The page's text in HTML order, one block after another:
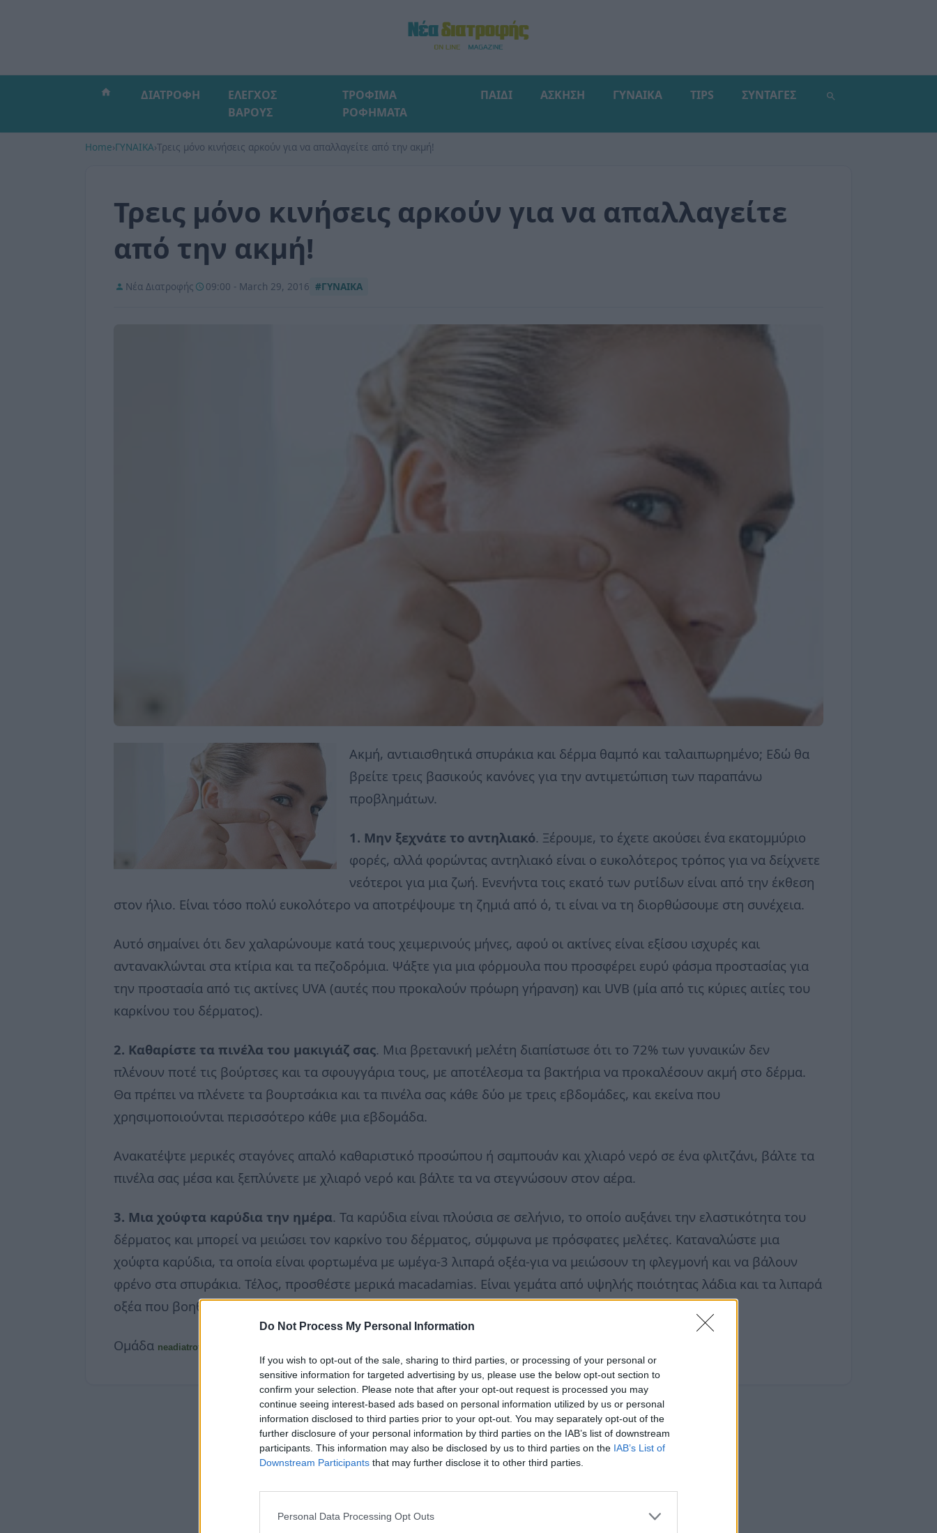
Do Not Process My Personal Information
If you wish to opt-out of the sale, sharing to third parties, or processing of your personal or
sensitive information for targeted advertising by us, please use the below opt-out section to
confirm your selection. Please note that after your opt-out request is processed you may
continue seeing interest-based ads based on personal information utilized by us or personal
information disclosed to third parties prior to your opt-out. You may separately opt-out of the
further disclosure of your personal information by third parties on the IAB’s list of downstream
participants. This information may also be disclosed by us to third parties on the IAB’s List of
Downstream Participants that may further disclose it to other third parties.
Personal Data Processing Opt Outs
ΔΙΑΤΡΟΦΗ
ΕΛΕΓΧΟΣ
ΒΑΡΟΥΣ
ΤΡΟΦΙΜΑ
ΡΟΦΗΜΑΤΑ
ΠΑΙΔΙ ΑΣΚΗΣΗ ΓΥΝΑΙΚΑ TIPS ΣΥΝΤΑΓΕΣ
Home›ΓΥΝΑΙΚΑ›Τρεις μόνο κινήσεις αρκούν για να απαλλαγείτε από την ακμή!
Τρεις μόνο κινήσεις αρκούν για να απαλλαγείτε
από την ακμή!
Νέα Διατροφής 09:00 - March 29, 2016 #ΓΥΝΑΙΚΑ
Ακμή, αντιαισθητικά σπυράκια και δέρμα θαμπό και ταλαιπωρημένο; Εδώ θα
βρείτε τρεις βασικούς κανόνες για την αντιμετώπιση των παραπάνω
προβλημάτων.
1. Μην ξεχνάτε το αντηλιακό. Ξέρουμε, το έχετε ακούσει ένα εκατομμύριο
φορές, αλλά φορώντας αντηλιακό είναι ο ευκολότερος τρόπος για να δείχνετε
νεότεροι για μια ζωή. Ενενήντα τοις εκατό των ρυτίδων είναι από την έκθεση
στον ήλιο. Είναι τόσο πολύ ευκολότερο να αποτρέψουμε τη ζημιά από ό, τι είναι να τη διορθώσουμε στη συνέχεια.
Αυτό σημαίνει ότι δεν χαλαρώνουμε κατά τους χειμερινούς μήνες, αφού οι ακτίνες είναι εξίσου ισχυρές και
αντανακλώνται στα κτίρια και τα πεζοδρόμια. Ψάξτε για μια φόρμουλα που προσφέρει ευρύ φάσμα προστασίας για
την προστασία από τις ακτίνες UVA (αυτές που προκαλούν πρόωρη γήρανση) και UVB (μία από τις κύριες αιτίες του
καρκίνου του δέρματος).
2. Καθαρίστε τα πινέλα του μακιγιάζ σας. Μια βρετανική μελέτη διαπίστωσε ότι το 72% των γυναικών δεν
πλένουν ποτέ τις βούρτσες και τα σφουγγάρια τους, με αποτέλεσμα τα βακτήρια να προκαλέσουν ακμή στο δέρμα.
Θα πρέπει να πλένετε τα βουρτσάκια και τα πινέλα σας κάθε δύο με τρεις εβδομάδες, και εκείνα που
χρησιμοποιούνται περισσότερο κάθε μια εβδομάδα.
Ανακατέψτε μερικές σταγόνες απαλό καθαριστικό προσώπου ή σαμπουάν και χλιαρό νερό σε ένα φλιτζάνι, βάλτε τα
πινέλα σας μέσα και ξεπλύνετε με χλιαρό νερό και βάλτε τα να στεγνώσουν στον αέρα.
3. Μια χούφτα καρύδια την ημέρα. Τα καρύδια είναι πλούσια σε σελήνιο, το οποίο αυξάνει την ελαστικότητα του
δέρματος και μπορεί να μειώσει τον καρκίνο του δέρματος, σύμφωνα με πρόσφατες μελέτες. Καταναλώστε μια
χούφτα καρύδια, τα οποία είναι φορτωμένα με ωμέγα-3 λιπαρά οξέα-για να μειώσουν τη φλεγμονή και να βάλουν
φρένο στα σπυράκια. Τέλος, προσθέστε μερικά macadamias. Είναι γεμάτα από υψηλής ποιότητας λάδια και τα λιπαρά
οξέα που βοηθούν στην επισκευή του δέρματος και στην αναζωογόνηση.
Ομάδα neadiatrofis.gr